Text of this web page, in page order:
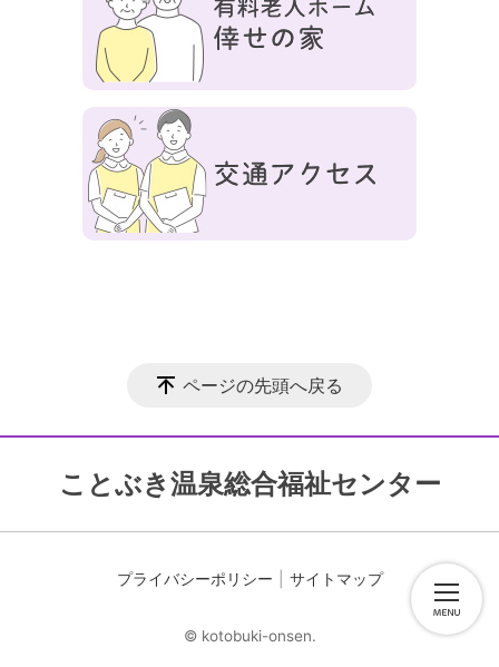
ページの先頭へ戻る
ことぶき温泉総合福祉センター
プライバシーポリシー サイトマップ
© kotobuki-onsen.